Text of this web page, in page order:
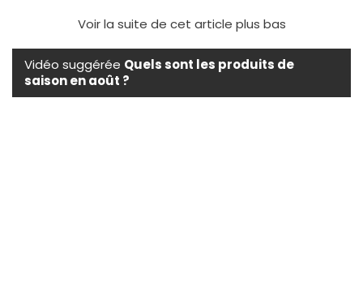
Voir la suite de cet article plus bas
Vidéo suggérée Quels sont les produits de
saison en août ?